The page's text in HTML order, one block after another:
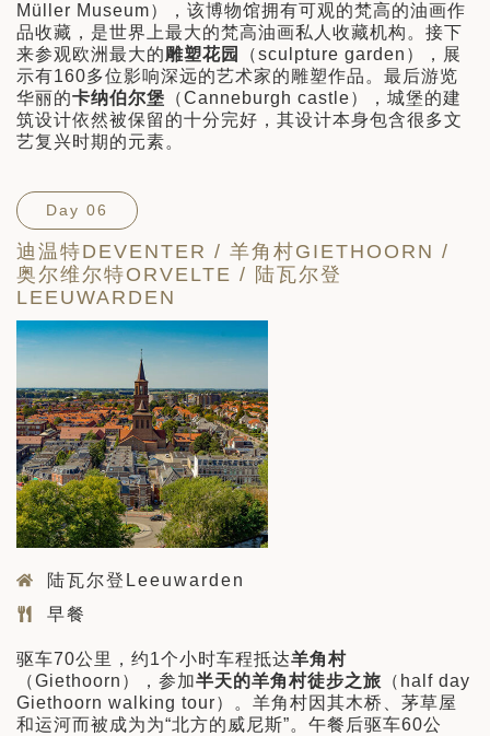
Müller Museum），该博物馆拥有可观的梵高的油画作
品收藏，是世界上最大的梵高油画私人收藏机构。接下
来参观欧洲最大的 雕塑花园
（sculpture garden），展
示有160多位影响深远的艺术家的雕塑作品。最后游览
华丽的卡纳伯尔堡 （Canneburgh castle），城堡的建
筑设计依然被保留的十分完好，其设计本身包含很多文
艺复兴时期的元素。
Day 06
迪温特DEVENTER / 羊角村GIETHOORN /
奥尔维尔特ORVELTE / 陆瓦尔登
LEEUWARDEN
陆瓦尔登Leeuwarden
早餐
驱车70公里，约1个小时车程抵达羊角村
（Giethoorn），参加半天的羊角村徒步之旅 （half day
Giethoorn walking tour）。羊角村因其木桥、茅草屋
和运河而被成为为“北方的威尼斯”。午餐后驱车60公